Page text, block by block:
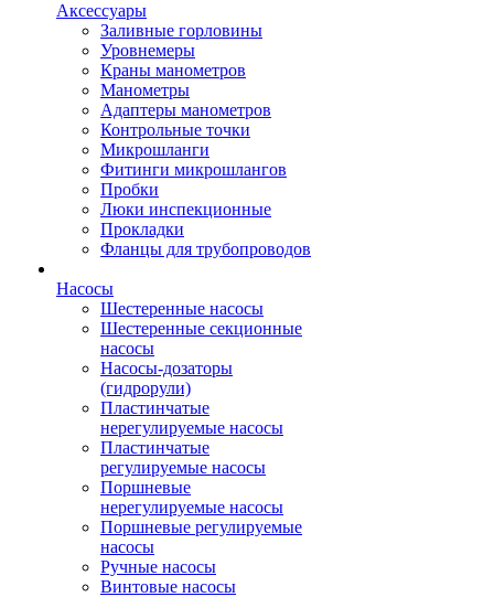
Аксессуары
Заливные горловины
Уровнемеры
Краны манометров
Манометры
Адаптеры манометров
Контрольные точки
Микрошланги
Фитинги микрошлангов
Пробки
Люки инспекционные
Прокладки
Фланцы для трубопроводов
Насосы
Шестеренные насосы
Шестеренные секционные
насосы
Насосы-дозаторы
(гидрорули)
Пластинчатые
нерегулируемые насосы
Пластинчатые
регулируемые насосы
Поршневые
нерегулируемые насосы
Поршневые регулируемые
насосы
Ручные насосы
Винтовые насосы